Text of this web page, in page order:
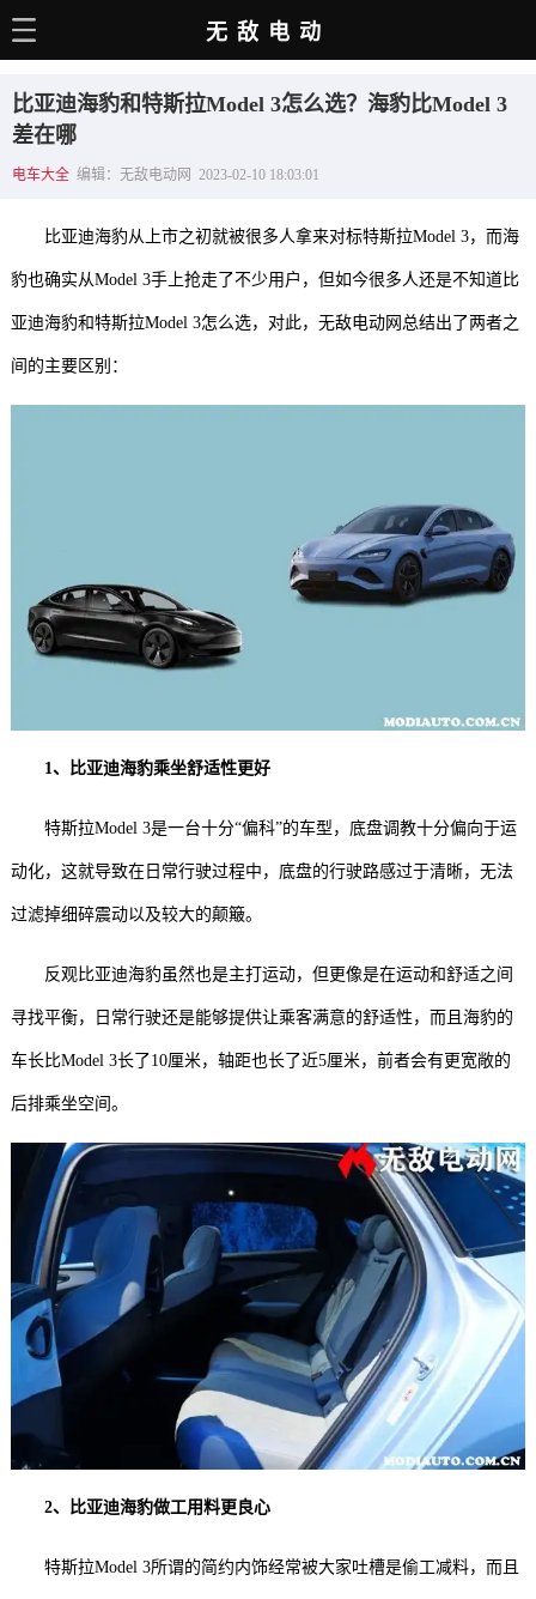
电动百科
电车资讯
电车手册
选车推荐
充电站
用车百科
无敌电动
比亚迪海豹和特斯拉Model 3怎么选？海豹比Model 3
差在哪
电车大全 编辑：无敌电动网 2023-02-10 18:03:01
比亚迪海豹从上市之初就被很多人拿来对标特斯拉Model 3，而海
豹也确实从Model 3手上抢走了不少用户，但如今很多人还是不知道比
亚迪海豹和特斯拉Model 3怎么选，对此，无敌电动网总结出了两者之
间的主要区别：
1、比亚迪海豹乘坐舒适性更好
特斯拉Model 3是一台十分“偏科”的车型，底盘调教十分偏向于运
动化，这就导致在日常行驶过程中，底盘的行驶路感过于清晰，无法
过滤掉细碎震动以及较大的颠簸。
反观比亚迪海豹虽然也是主打运动，但更像是在运动和舒适之间
寻找平衡，日常行驶还是能够提供让乘客满意的舒适性，而且海豹的
车长比Model 3长了10厘米，轴距也长了近5厘米，前者会有更宽敞的
后排乘坐空间。
2、比亚迪海豹做工用料更良心
特斯拉Model 3所谓的简约内饰经常被大家吐槽是偷工减料，而且